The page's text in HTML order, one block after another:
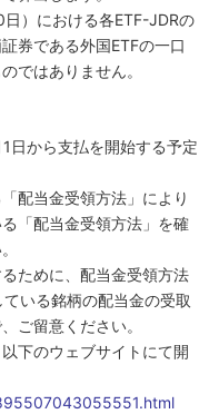
日）における各ETF-JDRの
券である外国ETFの一口
ではありません。
1 日から支払を開始する予定
配当金受領方法」により
「配当金受領方法」を確
ために、配当金受領方法
いる銘柄の配当金の受取
ご留意ください。
下のウェブサイトにて開